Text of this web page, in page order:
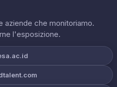
aziende che monitoriamo.
l'esposizione.